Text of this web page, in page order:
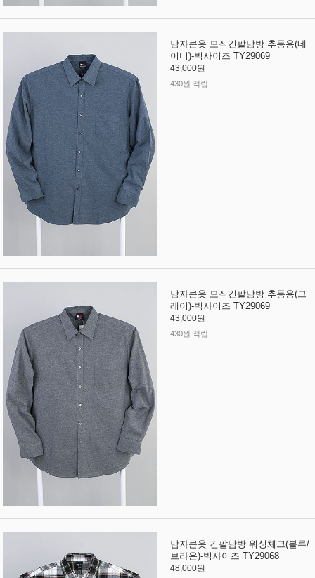
남자큰옷 모직긴팔남방 추동용(네
이비)-빅사이즈 TY29069
43,000원
430원 적립
남자큰옷 모직긴팔남방 추동용(그
레이)-빅사이즈 TY29069
43,000원
430원 적립
남자큰옷 긴팔남방 워싱체크(블루/
브라운)-빅사이즈 TY29068
48,000원